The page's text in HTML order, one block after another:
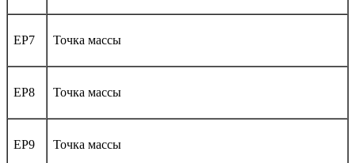
EP7 Точка массы
EP8 Точка массы
EP9 Точка массы